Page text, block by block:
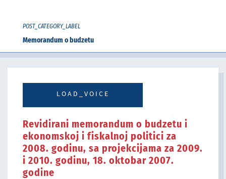
POST_CATEGORY_LABEL
Memorandum o budzetu
LOAD_VOICE
Revidirani memorandum o budzetu i
ekonomskoj i fiskalnoj politici za
2008. godinu, sa projekcijama za 2009.
i 2010. godinu, 18. oktobar 2007.
godine